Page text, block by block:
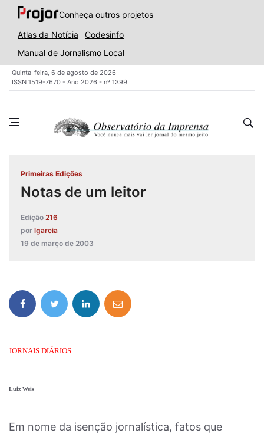
Conheça outros projetos
Atlas da Notícia
Codesinfo
Manual de Jornalismo Local
Quinta-feira, 6 de agosto de 2026
ISSN 1519-7670 - Ano 2026 - nº 1399
Primeiras Edições
Notas de um leitor
Edição 216
por lgarcia
19 de março de 2003
JORNAIS DIÁRIOS
Luiz Weis
Em nome da isenção jornalística, fatos que